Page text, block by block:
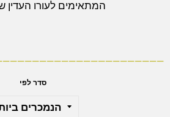
המתאימים לעורו העדין
סדר לפי